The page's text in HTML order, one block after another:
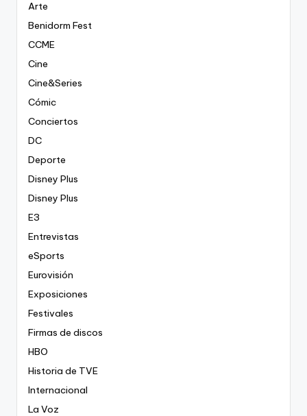
Arte
Benidorm Fest
CCME
Cine
Cine&Series
Cómic
Conciertos
DC
Deporte
Disney Plus
Disney Plus
E3
Entrevistas
eSports
Eurovisión
Exposiciones
Festivales
Firmas de discos
HBO
Historia de TVE
Internacional
La Voz